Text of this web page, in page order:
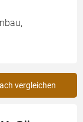
vergleichen